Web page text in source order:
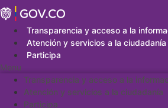
Saltar
al
contenidoTransparencia y acceso a la
Atención y servicios a la ciudadanía
Participa
Menu
Transparencia y acceso a la
Atención y servicios a la ciudadanía
Participa